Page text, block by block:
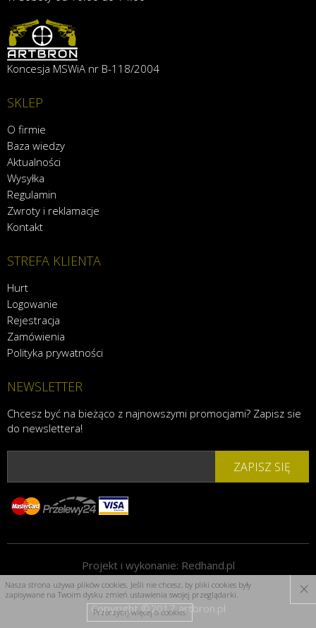
Koncesja MSWiA nr B-118/2004
SKLEP
O firmie
Baza wiedzy
Aktualności
Wysyłka
Regulamin
Zwroty i reklamacje
Kontakt
STREFA KLIENTA
Hurt
Logowanie
Rejestracja
Zamówienia
Polityka prywatności
NEWSLETTER
Chcesz być na bieżąco z najnowszymi promocjami? Zapisz sie
do newslettera!
ZAPISZ SIĘ
Projekt i wykonanie: Redhand.pl
Copyright ©2017 artbron.pl
Nasza strona używa plików cookies. Jeśli nie chcesz, by pliki cookies były
zapisywane na Twoim dysku zmień ustawienia swojej przeglądarki.
×
Przeczytaj więcej o cookies